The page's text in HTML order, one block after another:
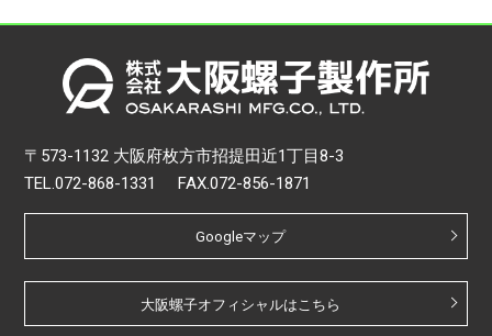
〒573-1132 大阪府枚方市招提田近1丁目8-3
TEL.072-868-1331 FAX.072-856-1871
Googleマップ
大阪螺子オフィシャルはこちら